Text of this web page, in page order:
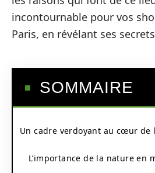
incontournable pour vos
Paris, en révélant ses
SOMMAIRE
Un cadre verdoyant au cœur de
L’importance de la nature en